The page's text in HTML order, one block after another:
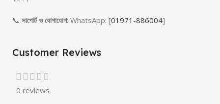
📞 সাপোর্ট ও যোগাযোগ: WhatsApp: [01971-886004]
Customer Reviews
0 reviews